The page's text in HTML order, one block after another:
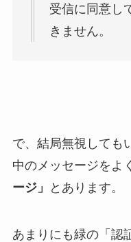
受信に同意し
きません。
で、結局無視しても
中のメッセージをよ
ージ」
とあります。
あまりにも緑の「認